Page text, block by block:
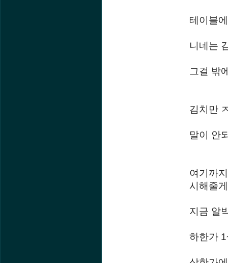
테이블
니네는
그걸 밖
김치만
말이 안
여기까
시해줄게
지금 알
하한가